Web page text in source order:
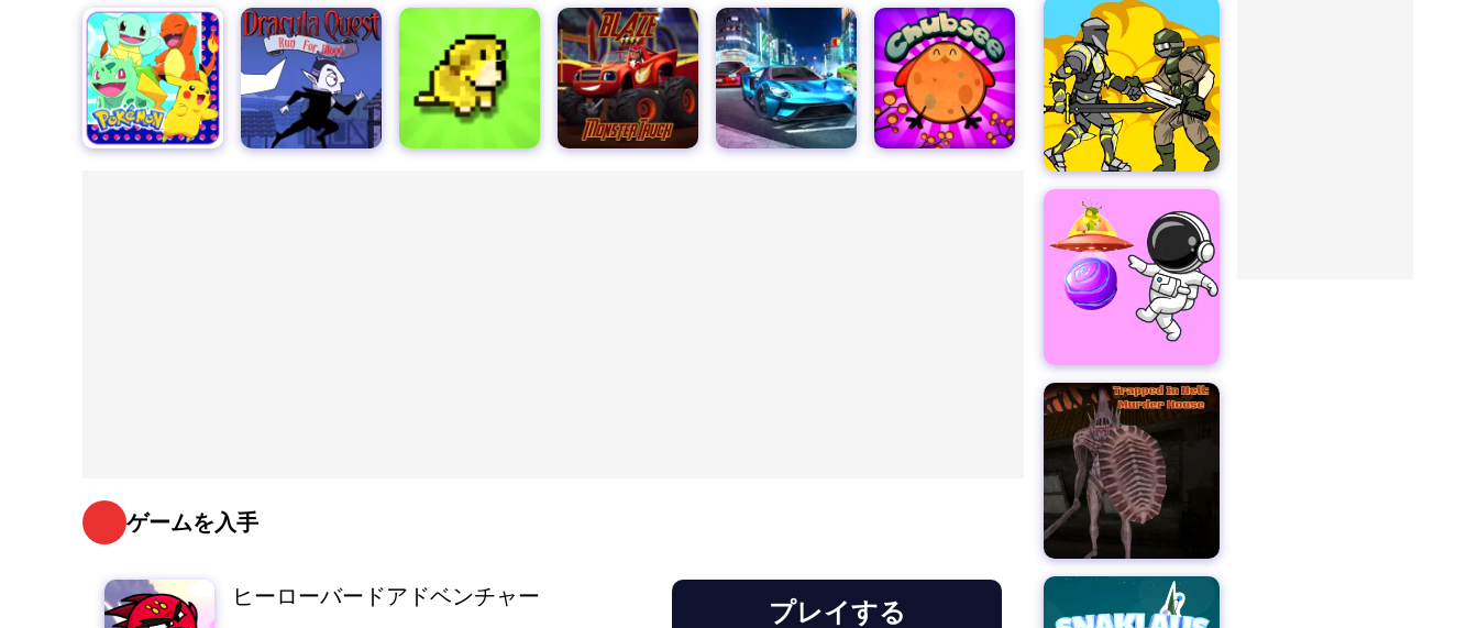
戦争の時代
ドラキュラクエスト：血を求めて フラップジャック ショッピングモールの駐車場 チャブシー
ゲームを入手
ヒーローバードアドベンチャー
プレイする